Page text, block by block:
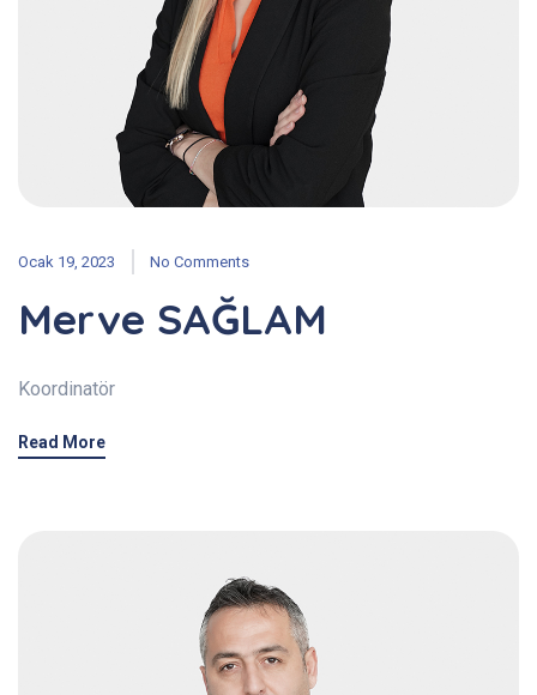
Ocak 19, 2023 No Comments
Merve SAĞLAM
Koordinatör
Read More